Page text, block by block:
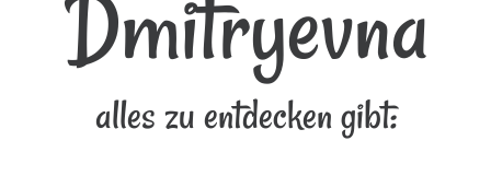
Dmitryevna
alles zu entdecken gibt: